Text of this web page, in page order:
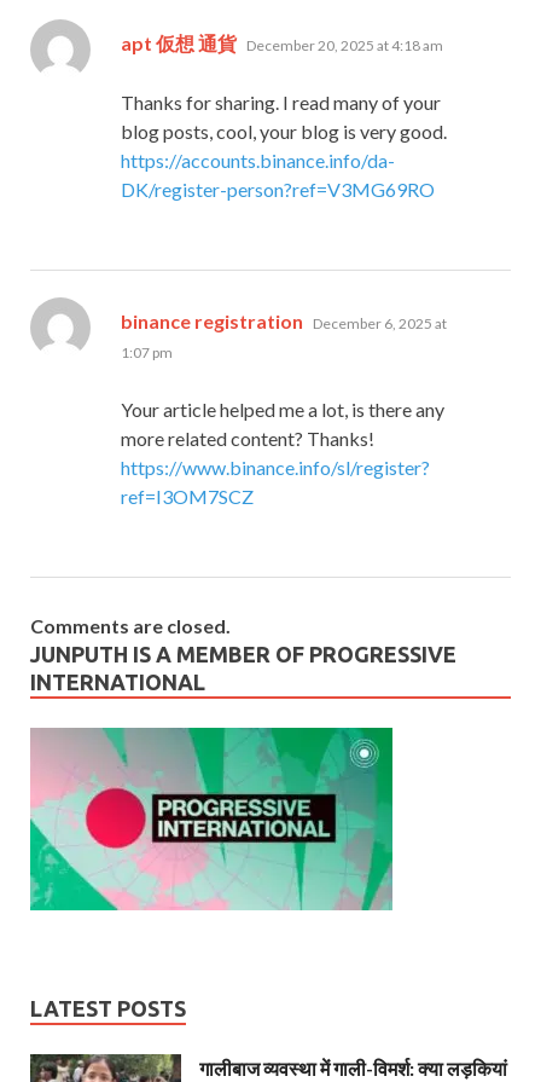
apt 仮想 通貨 says:
December 20, 2025 at 4:18 am
Thanks for sharing. I read many of your
blog posts, cool, your blog is very good.
https://accounts.binance.info/da-
DK/register-person?ref=V3MG69RO
binance registration says:
December 6, 2025 at
1:07 pm
Your article helped me a lot, is there any
more related content? Thanks!
https://www.binance.info/sl/register?
ref=I3OM7SCZ
Comments are closed.
JUNPUTH IS A MEMBER OF PROGRESSIVE
INTERNATIONAL
LATEST POSTS
गालीबाज व्‍यवस्‍था में गाली-विमर्श: क्या लड़कियां